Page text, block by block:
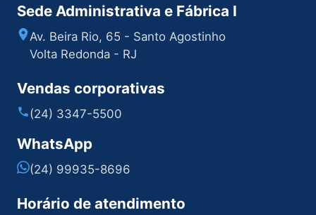
Sede Administrativa e Fábrica I
Av. Beira Rio, 65 - Santo Agostinho
Volta Redonda - RJ
Vendas corporativas
(24) 3347-5500
WhatsApp
(24) 99935-8696
Horário de atendimento